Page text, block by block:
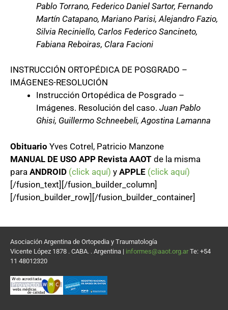
Pablo Torrano, Federico Daniel Sartor, Fernando
Martín Catapano, Mariano Parisi, Alejandro Fazio,
Silvia Reciniello, Carlos Federico Sancineto,
Fabiana Reboiras, Clara Facioni
INSTRUCCIÓN ORTOPÉDICA DE POSGRADO –
IMÁGENES-RESOLUCIÓN
Instrucción Ortopédica de Posgrado –
Imágenes. Resolución del caso. Juan Pablo
Ghisi, Guillermo Schneebeli, Agostina Lamanna
Obituario Yves Cotrel, Patricio Manzone
MANUAL DE USO APP Revista AAOT de la misma
para ANDROID (click aquí) y APPLE (click aquí)
[/fusion_text][/fusion_builder_column]
[/fusion_builder_row][/fusion_builder_container]
Asociación Argentina de Ortopedia y Traumatología
Vicente López 1878 . CABA. . Argentina | informes@aaot.org.ar Te: +54
11 48012320